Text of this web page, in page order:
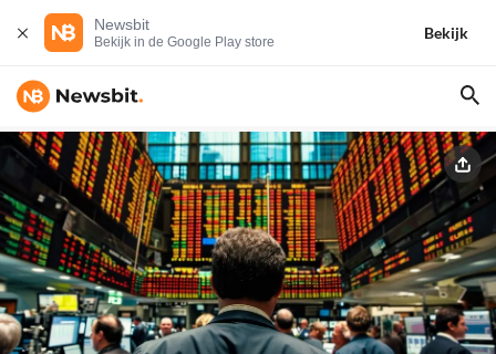
Newsbit
Bekijk in de Google Play store
Bekijk